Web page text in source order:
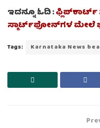
ಇದನ್ನೂ ಓದಿ :ಫ್ಲಿಪ್‌ಕಾರ್ಟ್
ಸ್ಮಾರ್ಟ್‌ಫೋನ್‌ಗಳ ಮೇಲೆ
Tags: Karnataka News